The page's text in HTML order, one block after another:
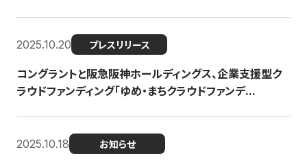
2025.10.20 プレスリリース
コングラントと阪急阪神ホールディングス、企業支援型ク
ラウドファンディング「ゆめ・まちクラウドファンデ...
2025.10.18 お知らせ